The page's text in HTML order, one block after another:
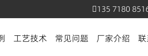
135 7180
工艺技术 常见问题 厂家介绍